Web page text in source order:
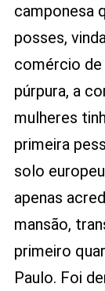
camponesa
posses,
comércio
púrpura, a
mulheres
primeira
solo
apenas
mansão,
primeiro
Paulo. Foi